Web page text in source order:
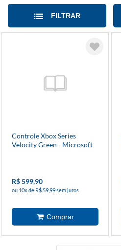
FILTRAR
Controle Xbox Series
Velocity Green - Microsoft
R$ 599,90
ou 10x de R$ 59,99 sem juros